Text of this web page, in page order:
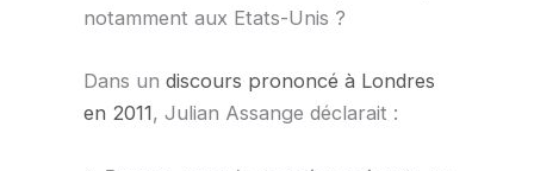
notamment aux Etats-Unis ?
Dans un discours prononcé à Londres
en 2011, Julian Assange déclarait :